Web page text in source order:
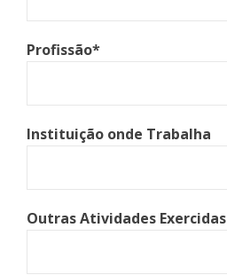
Profissão*
Instituição onde Trabalha
Outras Atividades Exercidas